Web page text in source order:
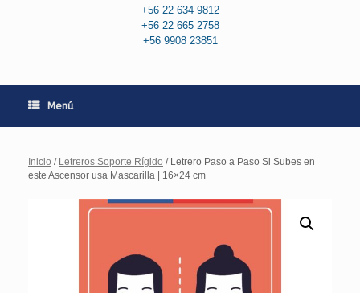
+56 22 634 9812
+56 22 665 2758
+56 9908 23851
Menú
Inicio / Letreros Soporte Rígido / Letrero Paso a Paso Si Subes en
este Ascensor usa Mascarilla | 16×24 cm